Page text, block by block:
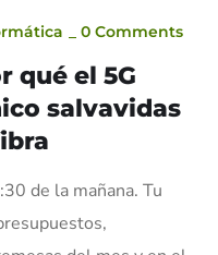
0 Comments
qué el 5G
salvavidas
de la mañana. Tu